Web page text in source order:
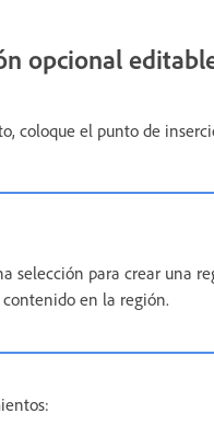
opcional
coloque el punto de
selección para crear una
en la región.